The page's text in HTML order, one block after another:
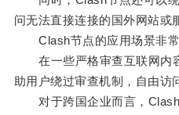
问无法直接连接的国外网站或
Clash节点的应用场景非常
在一些严格审查互联网内
助用户绕过审查机制，自由访
对于跨国企业而言，Clash